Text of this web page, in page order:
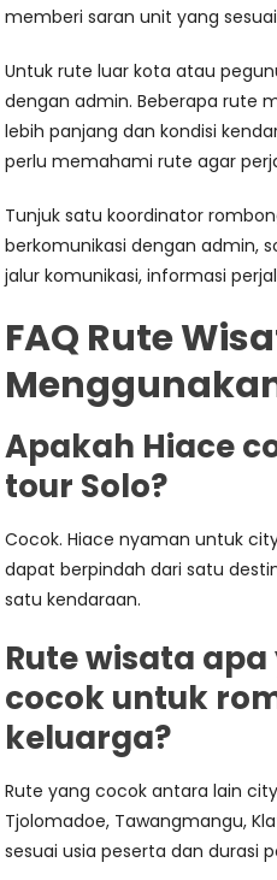
memberi saran unit yang
Untuk rute luar kota atau
dengan admin. Beberapa rute
lebih panjang dan kondisi
perlu memahami rute agar
Tunjuk satu koordinator
berkomunikasi dengan admin,
jalur komunikasi, informasi
FAQ Rute
Apakah Hiace
tour Solo?
Cocok. Hiace nyaman untuk
dapat berpindah dari satu
satu kendaraan.
Rute wisata
cocok untuk
keluarga?
Rute yang cocok antara lain
Tjolomadoe, Tawangmangu,
sesuai usia peserta dan durasi